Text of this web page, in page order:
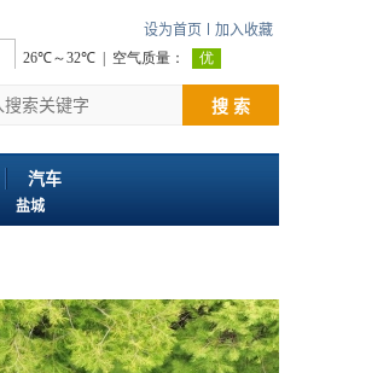
设为首页 加入收藏
苏讯网。 欢迎投稿：邮箱
搜 索
汽车
盐城